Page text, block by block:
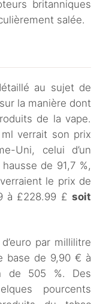
britanniques
salée.
au sujet de
la manière dont
de la vape.
verrait son prix
Uni, celui d’un
de 91,7 %,
verraient le prix de
à £228.99 £ soit
par millilitre
base de 9,90 € à
de 505 %. Des
pourcents